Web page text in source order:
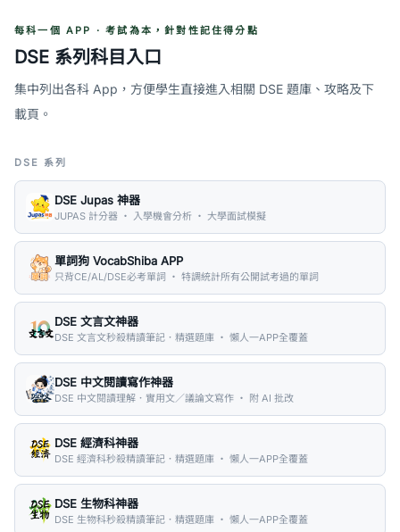
每科一個 APP · 考試為本，針對性記住得分點
DSE 系列科目入口
集中列出各科 App，方便學生直接進入相關 DSE 題庫、攻略及下
載頁。
DSE 系列
DSE Jupas 神器
JUPAS 計分器 ・ 入學機會分析 ・ 大學面試模擬
單詞狗 VocabShiba APP
只背CE/AL/DSE必考單詞 ・ 特調統計所有公開試考過的單詞
DSE 文言文神器
DSE 文言文秒殺精讀筆記．精選題庫 ・ 懶人一APP全覆蓋
DSE 中文閱讀寫作神器
DSE 中文閱讀理解．實用文／議論文寫作 ・ 附 AI 批改
DSE 經濟科神器
DSE 經濟科秒殺精讀筆記．精選題庫 ・ 懶人一APP全覆蓋
DSE 生物科神器
DSE 生物科秒殺精讀筆記．精選題庫 ・ 懶人一APP全覆蓋